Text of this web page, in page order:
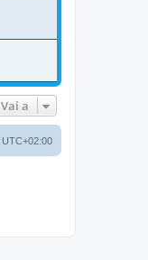
Vai a
UTC+02:00